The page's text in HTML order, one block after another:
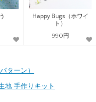
Happy Bugs（ホワイ
ト）
990円
ターン）
手作りキット